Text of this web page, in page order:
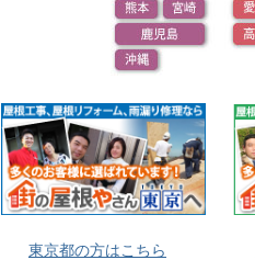
東京都の方はこちら